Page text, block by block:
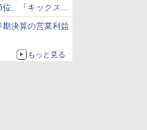
、「キックス」
決算の営業利益
もっと見る